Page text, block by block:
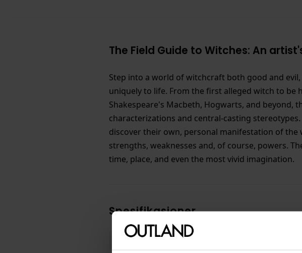
The Field Guide to Witches: An
Step into a world of witchcraft both good and
uniquely to life. From the first alleged witch to be
Shakespeare's Macbeth, Hogwarts, and beyond,
characterizations and central-casting
discover their own, personal manifestation of
strengths, weaknesses and, of course, powers.
time, place, and even the most vivid imagination.
Spesifikasjoner
Varenummer